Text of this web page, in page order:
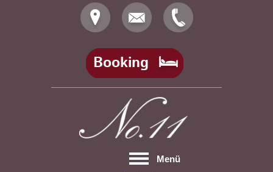
Booking
Menü